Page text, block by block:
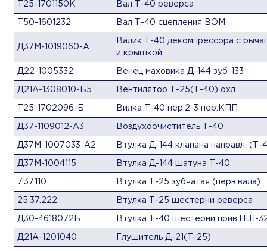
Т25-1701150К Вал Т-40 реверса
Т50-1601232 Вал Т-40 сцепления ВОМ
Д37М-1019060-А
Валик Т-40 декомпрессора с
и крышкой
Д22-1005332 Венец маховика Д-144 зуб-133
Д21А-1308010-Б5 Вентилятор Т-25(Т-40) охл
Т25-1702096-Б Вилка Т-40 пер.2-3 пер.КПП
Д37-1109012-А3 Воздухоочиститель Т-40
Д37М-1007033-А2 Втулка Д-144 клапана направл. (Т-
Д37М-1004115 Втулка Д-144 шатуна Т-40
7.37.110 Втулка Т-25 зубчатая (перв.вала)
25.37.222 Втулка Т-25 шестерни реверса
Д30-4618072Б Втулка Т-40 шестерни прив.НШ-
Д21А-1201040 Глушитель Д-21(Т-25)